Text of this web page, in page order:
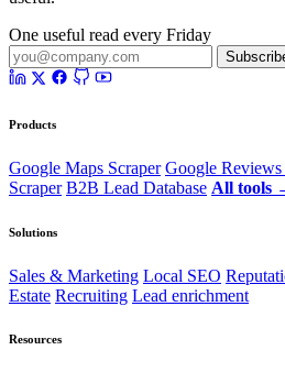
One useful read every Friday
Products
Google Maps Scraper Google Reviews
Scraper B2B Lead Database All tools
Solutions
Sales & Marketing Local SEO
Estate Recruiting Lead enrichment
Resources